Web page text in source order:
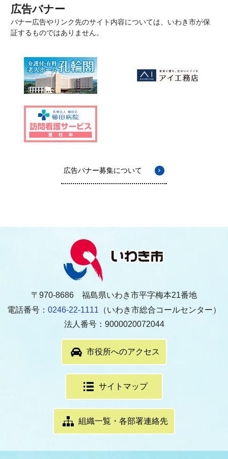
広告バナー
バナー広告やリンク先のサイト内容については、いわき市が保
証するものではありません。
広告バナー募集について
〒970-8686 福島県いわき市平字梅本21番地
電話番号： 0246-22-1111 （いわき市総合コールセンター）
法人番号：9000020072044
市役所へのアクセス
サイトマップ
組織一覧・各部署連絡先